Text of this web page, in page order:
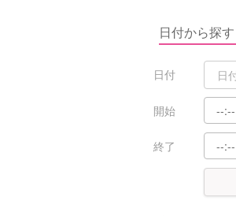
日付から探す
日付
開始
終了